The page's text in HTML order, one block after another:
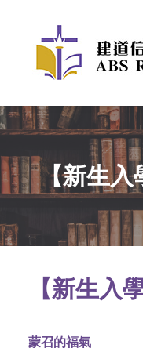
【新生入
【新生入
蒙召的福氣